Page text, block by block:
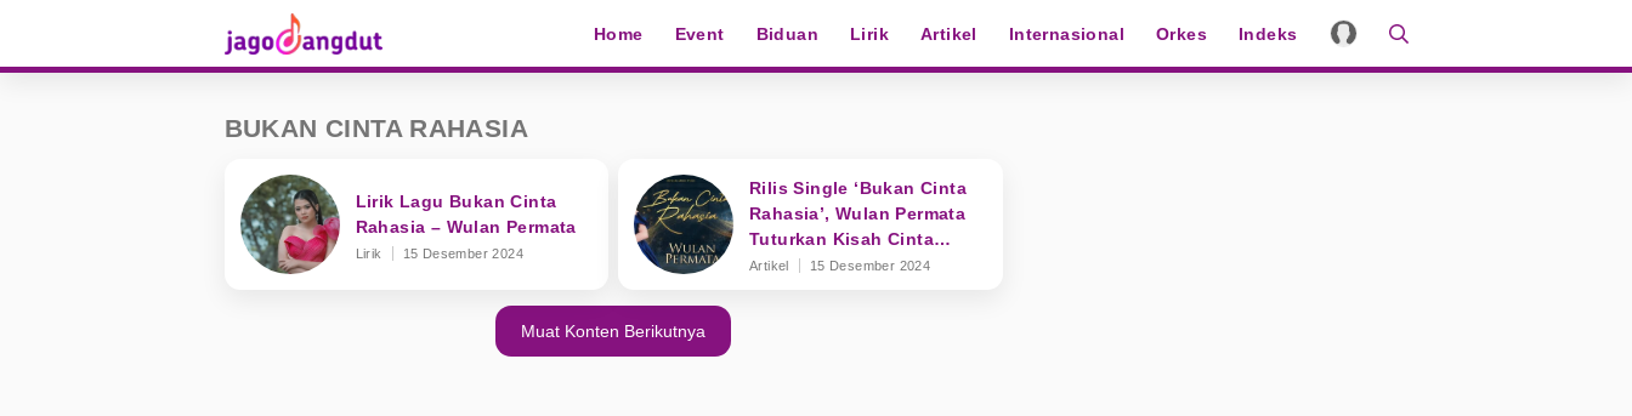
Home Event Biduan Lirik Artikel Internasional Orkes Indeks
BUKAN CINTA RAHASIA
Lirik Lagu Bukan Cinta
Rahasia – Wulan Permata
Lirik 15 Desember 2024
Rilis Single ‘Bukan Cinta
Rahasia’, Wulan Permata
Tuturkan Kisah Cinta
Terpendam
Artikel 15 Desember 2024
Muat Konten Berikutnya